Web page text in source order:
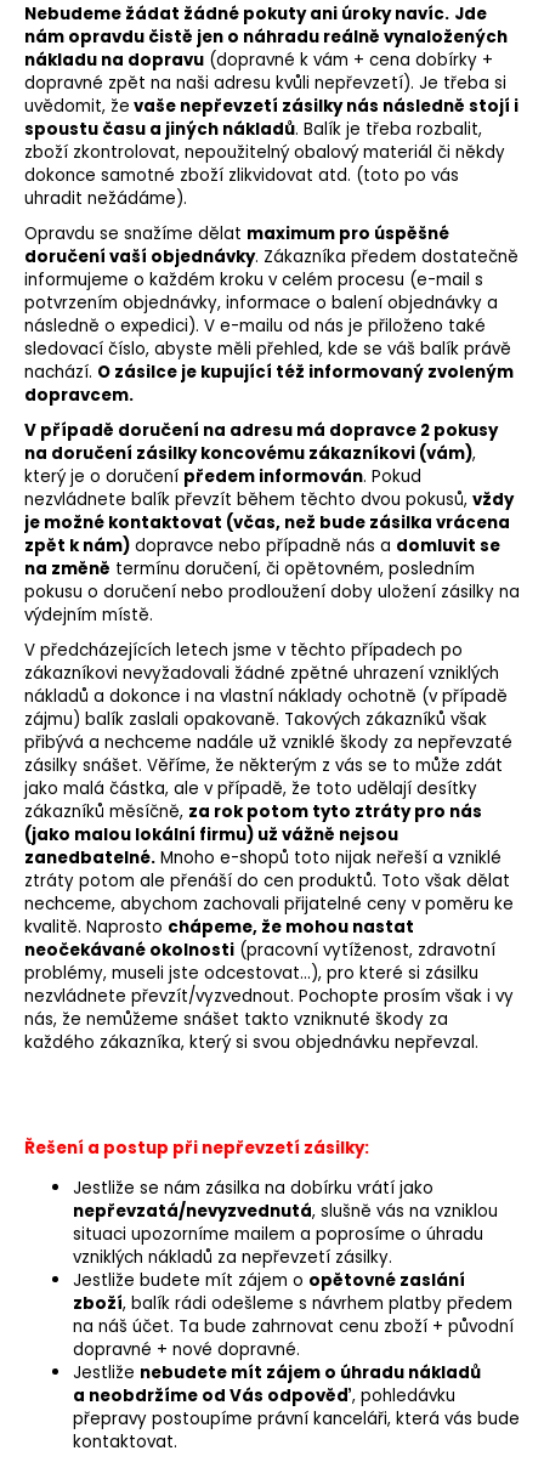
Nebudeme žádat žádné pokuty ani úroky navíc. Jde
nám opravdu čistě jen o náhradu reálně vynaložených
nákladu na dopravu (dopravné k vám + cena dobírky +
dopravné zpět na naši adresu kvůli nepřevzetí). Je třeba si
uvědomit, že vaše nepřevzetí zásilky nás následně stojí i
spoustu času a jiných nákladů. Balík je třeba rozbalit,
zboží zkontrolovat, nepoužitelný obalový materiál či někdy
dokonce samotné zboží zlikvidovat atd. (toto po vás
uhradit nežádáme).
Opravdu se snažíme dělat maximum pro úspěšné
doručení vaší objednávky. Zákazníka předem dostatečně
informujeme o každém kroku v celém procesu (e-mail s
potvrzením objednávky, informace o balení objednávky a
následně o expedici). V e-mailu od nás je přiloženo také
sledovací číslo, abyste měli přehled, kde se váš balík právě
nachází. O zásilce je kupující též informovaný zvoleným
dopravcem.
V případě doručení na adresu má dopravce 2 pokusy
na doručení zásilky koncovému zákazníkovi (vám),
který je o doručení předem informován. Pokud
nezvládnete balík převzít během těchto dvou pokusů, vždy
je možné kontaktovat (včas, než bude zásilka vrácena
zpět k nám) dopravce nebo případně nás a domluvit se
na změně termínu doručení, či opětovném, posledním
pokusu o doručení nebo prodloužení doby uložení zásilky na
výdejním místě.
V předcházejících letech jsme v těchto případech po
zákazníkovi nevyžadovali žádné zpětné uhrazení vzniklých
nákladů a dokonce i na vlastní náklady ochotně (v případě
zájmu) balík zaslali opakovaně. Takových zákazníků však
přibývá a nechceme nadále už vzniklé škody za nepřevzaté
zásilky snášet. Věříme, že některým z vás se to může zdát
jako malá částka, ale v případě, že toto udělají desítky
zákazníků měsíčně, za rok potom tyto ztráty pro nás
(jako malou lokální firmu) už vážně nejsou
zanedbatelné. Mnoho e-shopů toto nijak neřeší a vzniklé
ztráty potom ale přenáší do cen produktů. Toto však dělat
nechceme, abychom zachovali přijatelné ceny v poměru ke
kvalitě. Naprosto chápeme, že mohou nastat
neočekávané okolnosti (pracovní vytíženost, zdravotní
problémy, museli jste odcestovat…), pro které si zásilku
nezvládnete převzít/vyzvednout. Pochopte prosím však i vy
nás, že nemůžeme snášet takto vzniknuté škody za
každého zákazníka, který si svou objednávku nepřevzal.
Řešení a postup při nepřevzetí zásilky:
Jestliže se nám zásilka na dobírku vrátí jako
nepřevzatá/nevyzvednutá, slušně vás na vzniklou
situaci upozorníme mailem a poprosíme o úhradu
vzniklých nákladů za nepřevzetí zásilky.
Jestliže budete mít zájem o opětovné zaslání
zboží, balík rádi odešleme s návrhem platby předem
na náš účet. Ta bude zahrnovat cenu zboží + původní
dopravné + nové dopravné.
Jestliže nebudete mít zájem o úhradu nákladů
a neobdržíme od Vás odpověď, pohledávku
přepravy postoupíme právní kanceláři, která vás bude
kontaktovat.